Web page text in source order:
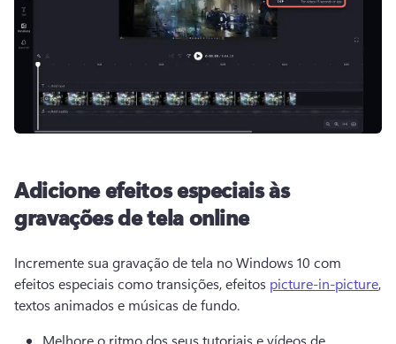
Adicione efeitos especiais às
gravações de tela online
Incremente sua gravação de tela no Windows 10 com
efeitos especiais como transições, efeitos picture-in-picture,
textos animados e músicas de fundo.
Melhore o ritmo dos seus tutoriais e vídeos de